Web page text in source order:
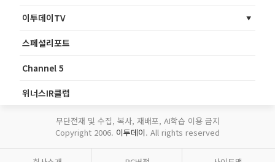
이투데이TV
스페셜리포트
Channel 5
위너스IR클럽
무단전재 및 수집, 복사, 재배포, AI학습 이용 금지
Copyright 2006. 이투데이. All rights reserved